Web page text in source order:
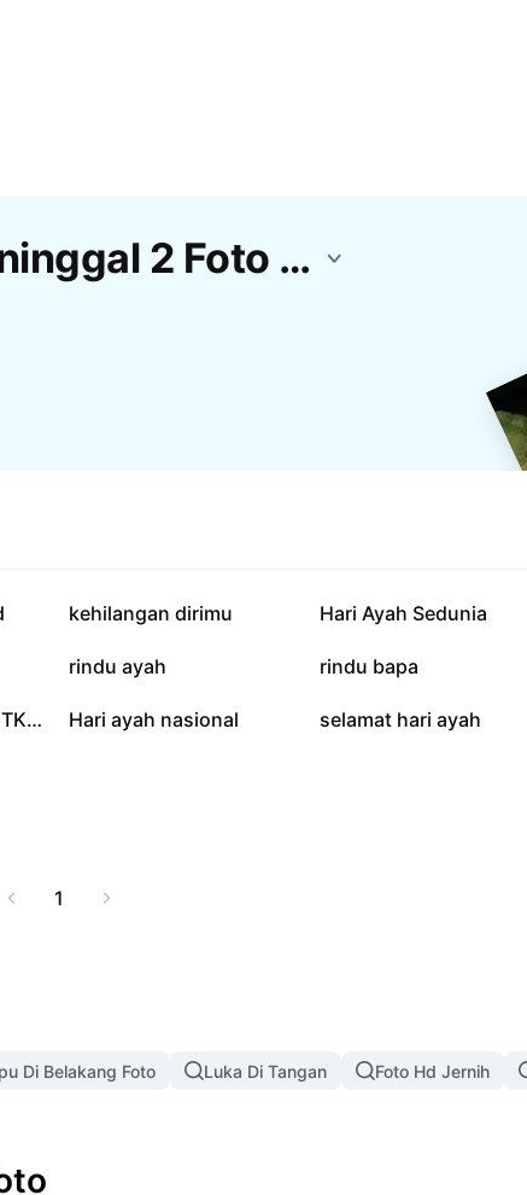
Template Hari Ayah Yg Sudah Meninggal 2 Foto Gratis Dari CapCut
76,4 rb
kehilangan dirimu 60,2 rb
Hari Ayah Sedunia
13,3 rb
rindu ayah 7,9 rb
rindu bapa
RINDU YG MENYAKITKAN 1 rb
Hari ayah nasional 978
selamat hari ayah
1
Di Belakang Foto Luka Di Tangan Foto Hd Jernih